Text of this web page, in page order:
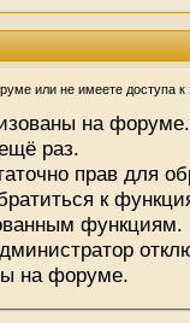
или не имеете доступа к
на
раз.
прав для
к
функциям.
на форуме.